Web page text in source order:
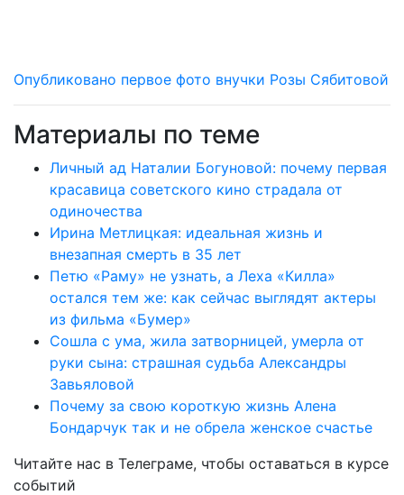
Опубликовано первое фото внучки Розы Сябитовой
Материалы по теме
Личный ад Наталии Богуновой: почему первая
красавица советского кино страдала от
одиночества
Ирина Метлицкая: идеальная жизнь и
внезапная смерть в 35 лет
Петю «Раму» не узнать, а Леха «Килла»
остался тем же: как сейчас выглядят актеры
из фильма «Бумер»
Сошла с ума, жила затворницей, умерла от
руки сына: страшная судьба Александры
Завьяловой
Почему за свою короткую жизнь Алена
Бондарчук так и не обрела женское счастье
Читайте нас в Телеграме, чтобы оставаться в курсе
событий